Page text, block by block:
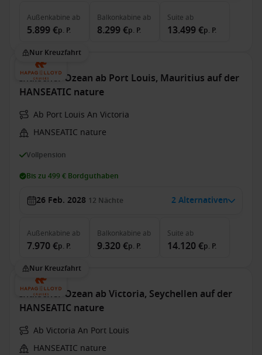
Außenkabine ab
5.899 €p. P.
Balkonkabine ab
8.299 €p. P.
Suite ab
13.499 €p. P.
Nur Kreuzfahrt
Indischer Ozean ab Port Louis, Mauritius auf der
HANSEATIC nature
Ab Port Louis An Victoria
HANSEATIC nature
Vollpension
Bis zu 499 € Bordguthaben
26 Feb. 2028 12 Nächte 2 Alternativen
Außenkabine ab
7.970 €p. P.
Balkonkabine ab
9.320 €p. P.
Suite ab
14.120 €p. P.
Nur Kreuzfahrt
Indischer Ozean ab Victoria, Seychellen auf der
HANSEATIC nature
Ab Victoria An Port Louis
HANSEATIC nature